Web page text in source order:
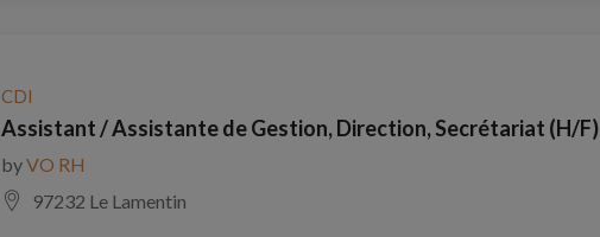
CDI
Assistant / Assistante de Gestion, Direction, Secrétariat (H/F)
byVO RH
97232 Le Lamentin